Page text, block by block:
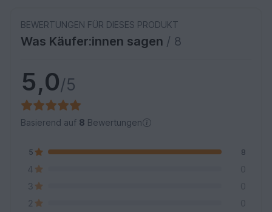
BEWERTUNGEN FÜR DIESES PRODUKT
Was Käufer:innen sagen / 8
5,0/5
Basierend auf 8 Bewertungen
5 8
4
0
3
0
2
0